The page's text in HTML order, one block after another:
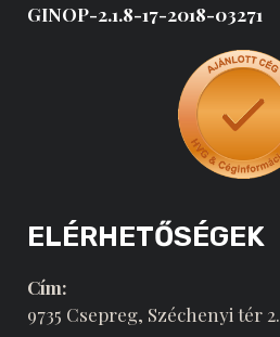
GINOP-2.1.8-17-2018-03271
ELÉRHETŐSÉGEK
Cím:
9735 Csepreg, Széchenyi tér 2.